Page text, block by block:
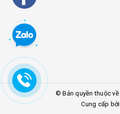
© Bản quyền thuộc về
Cung cấp bởi